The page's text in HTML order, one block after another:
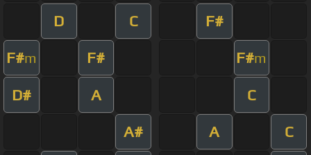
D C F#
F#m F# F#m
D# A C
A# A C